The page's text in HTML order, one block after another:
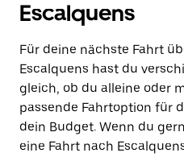
Escalquens
Für deine nächste Fahrt
Escalquens hast du
gleich, ob du alleine oder
passende Fahrtoption für
dein Budget. Wenn du
eine Fahrt nach